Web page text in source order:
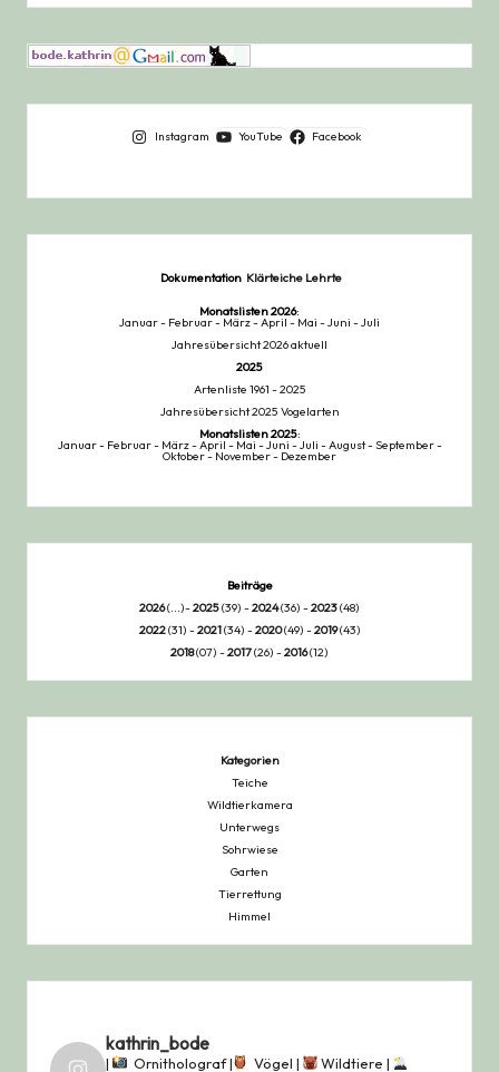
Instagram YouTube Facebook
Dokumentation Klärteiche Lehrte
Monatslisten2026:
Januar- Februar- März- April - Mai -Juni -Juli
Jahresübersicht 2026 aktuell
2025
Artenliste 1961 - 2025
Jahresübersicht 2025 Vogelarten
Monatslisten2025:
Januar- Februar- März- April - Mai -Juni -Juli - August-September-
Oktober- November- Dezember
Beiträge
2026(...)-2025(39) -2024(36) -2023(48)
2022(31) -2021(34) -2020(49) -2019(43)
2018(07) -2017(26) -2016(12)
Kategorien
Teiche
Wildtierkamera
Unterwegs
Sohrwiese
Garten
Tierrettung
Himmel
kathrin_bode
| Ornitholograf | Vögel |
Wildtiere |